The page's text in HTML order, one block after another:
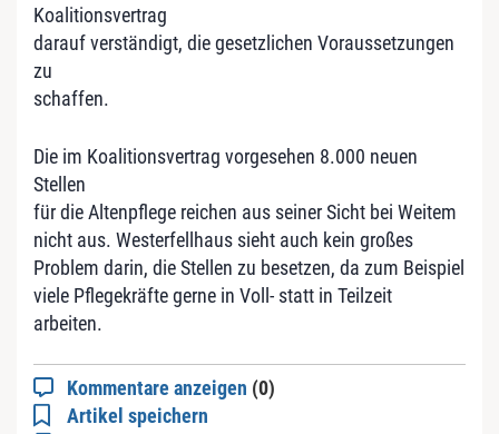
Koalitionsvertrag
darauf verständigt, die gesetzlichen Voraussetzungen
zu
schaffen.
Die im Koalitionsvertrag vorgesehen 8.000 neuen
Stellen
für die Altenpflege reichen aus seiner Sicht bei Weitem
nicht aus. Westerfellhaus sieht auch kein großes
Problem darin, die Stellen zu besetzen, da zum Beispiel
viele Pflegekräfte gerne in Voll- statt in Teilzeit
arbeiten.
Kommentare anzeigen (0)
Artikel speichern